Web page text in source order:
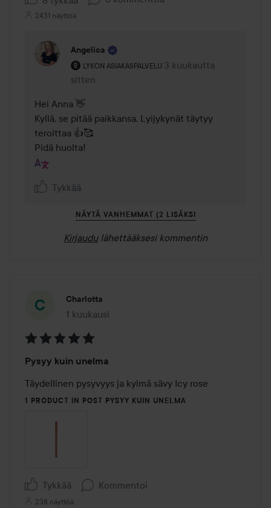
2431 näyttöä
Angelica
LYKON ASIAKASPALVELU
Käyttäjän rooli: Lykon asiakaspalvelu .
3 kuukautta
sitten
Kommentti lisättiin 3
Hei Anna 👋
Kyllä, se pitää paikkansa. Lyijykynät täytyy
teroittaa 👍🥰
Pidä huolta!
Tykkää
NÄYTÄ VANHEMMAT (2 LISÄKSI
Kirjaudu lähettääksesi kommentin
Charlotta
1 kuukausi
Viesti luotiin 1 kuukausi
5
/
5
Pysyy kuin unelma
1 PRODUCT IN POST PYSYY KUIN UNELMA
Tykkää Kommentoi
238 näyttöä